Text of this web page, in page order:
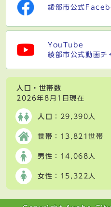
綾部市公式
YouTube
綾部市公式動画チ
人口・世帯数
2026年8月1日現在
人口 ：29,390人
世帯 ：13,821世帯
男性 ：14,068人
女性 ：15,322人